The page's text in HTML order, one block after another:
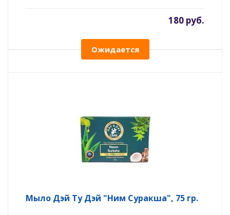
180 руб.
Ожидается
Мыло Дэй Ту Дэй "Ним Суракша", 75 гр.